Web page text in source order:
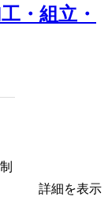
・組立・
詳細を表示